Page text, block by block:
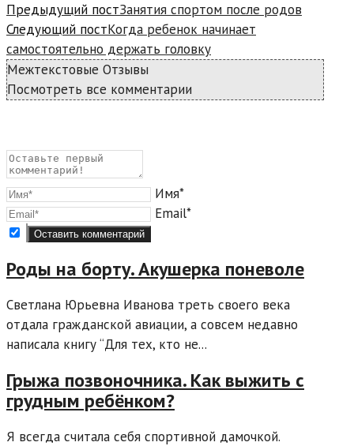
Предыдущий постЗанятия спортом после родов
Следующий постКогда ребенок начинает
самостоятельно держать головку
Межтекстовые Отзывы
Посмотреть все комментарии
Имя*
Email*
Роды на борту. Акушерка поневоле
Светлана Юрьевна Иванова треть своего века
отдала гражданской авиации, а совсем недавно
написала книгу “Для тех, кто не...
Грыжа позвоночника. Как выжить с
грудным ребёнком?
Я всегда считала себя спортивной дамочкой.